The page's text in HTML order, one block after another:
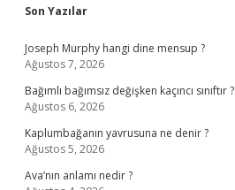
Sidebar
Son Yazılar
Joseph Murphy hangi dine mensup ?
Ağustos 7, 2026
Bağımlı bağımsız değişken kaçıncı sınıftır ?
Ağustos 6, 2026
Kaplumbağanın yavrusuna ne denir ?
Ağustos 5, 2026
Ava’nın anlamı nedir ?